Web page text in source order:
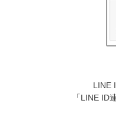
LINE
「LINE ID